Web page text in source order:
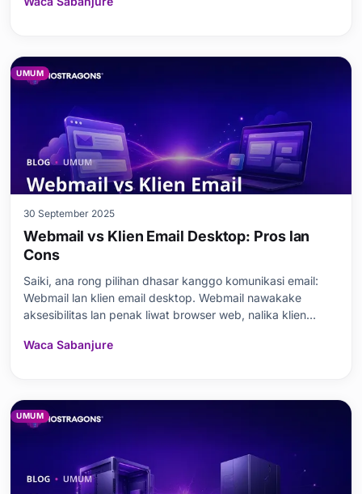
utama MarketPress lan WooCommerce dibahas kanthi
UMUM
30 September 2025
Webmail vs Klien Email Desktop: Pros lan
Cons
Saiki, ana rong pilihan dhasar kanggo komunikasi email:
Webmail lan klien email desktop. Webmail nawakake
aksesibilitas lan penak liwat browser web, nalika klien
Posting blog iki mriksa kaluwihan lan kekurangan saka loro
Waca Sabanjure
UMUM